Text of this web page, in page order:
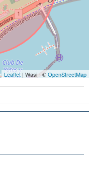
Leaflet | Wasi - ©OpenStreetMap